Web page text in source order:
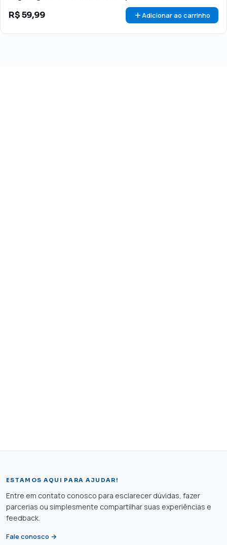
R$59,99 Adicionar ao carrinho
ESTAMOS AQUI PARA AJUDAR!
Entre em contato conosco para esclarecer dúvidas, fazer
parcerias ou simplesmente compartilhar suas experiências e
feedback.
Fale conosco →